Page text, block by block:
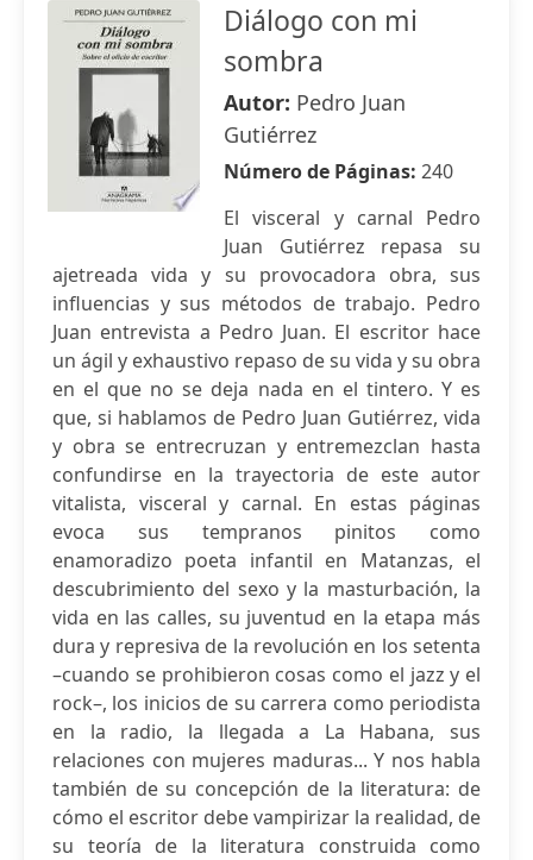
Diálogo con mi
sombra
Autor: Pedro Juan
Gutiérrez
Número de Páginas: 240
El visceral y carnal Pedro
Juan Gutiérrez repasa su
ajetreada vida y su provocadora obra, sus
influencias y sus métodos de trabajo. Pedro
Juan entrevista a Pedro Juan. El escritor hace
un ágil y exhaustivo repaso de su vida y su obra
en el que no se deja nada en el tintero. Y es
que, si hablamos de Pedro Juan Gutiérrez, vida
y obra se entrecruzan y entremezclan hasta
confundirse en la trayectoria de este autor
vitalista, visceral y carnal. En estas páginas
evoca sus tempranos pinitos como
enamoradizo poeta infantil en Matanzas, el
descubrimiento del sexo y la masturbación, la
vida en las calles, su juventud en la etapa más
dura y represiva de la revolución en los setenta
–cuando se prohibieron cosas como el jazz y el
rock–, los inicios de su carrera como periodista
en la radio, la llegada a La Habana, sus
relaciones con mujeres maduras... Y nos habla
también de su concepción de la literatura: de
cómo el escritor debe vampirizar la realidad, de
su teoría de la literatura construida como